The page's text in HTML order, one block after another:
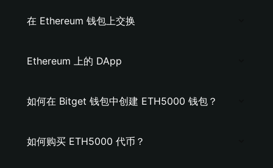
在 Ethereum 钱包上交换
Ethereum 上的 DApp
如何在 Bitget 钱包中创建 ETH5000 钱包？
如何购买 ETH5000 代币？